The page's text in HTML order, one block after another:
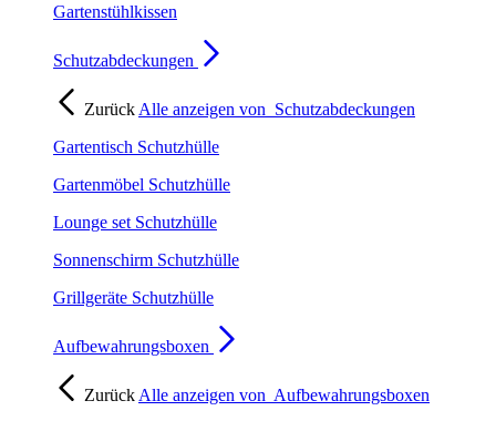
Gartenstühlkissen
Schutzabdeckungen
Zurück Alle anzeigen von Schutzabdeckungen
Gartentisch Schutzhülle
Gartenmöbel Schutzhülle
Lounge set Schutzhülle
Sonnenschirm Schutzhülle
Grillgeräte Schutzhülle
Aufbewahrungsboxen
Zurück Alle anzeigen von Aufbewahrungsboxen